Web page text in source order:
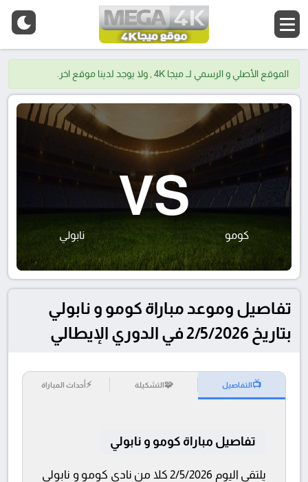
الموقع الأصلي و الرسمي لــ ميجا 4K , ولا يوجد لدينا موقع اخر.
كومو
VS
نابولي
تفاصيل وموعد مباراة كومو و نابولي
بتاريخ 2/5/2026 في الدوري الإيطالي
📺التفاصيل 🧩التشكيلة ⚡أحداث المباراة
تفاصيل مباراة كومو و نابولي
يلتقى اليوم 2/5/2026 كلا من نادى كومو و نابولي